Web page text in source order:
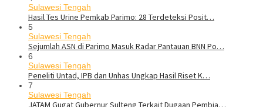
Sulawesi Tengah
Hasil Tes Urine Pemkab Parimo: 28 Terdeteksi Posit…
5
Sulawesi Tengah
Sejumlah ASN di Parimo Masuk Radar Pantauan BNN Po…
6
Sulawesi Tengah
Peneliti Untad, IPB dan Unhas Ungkap Hasil Riset K…
7
Sulawesi Tengah